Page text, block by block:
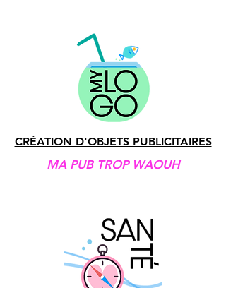
CRÉATION D'OBJETS PUBLICITAIRES
MA PUB TROP WAOUH